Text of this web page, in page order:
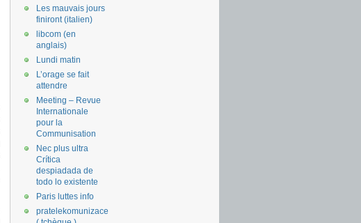
Les mauvais jours
finiront (italien)
libcom (en
anglais)
Lundi matin
L’orage se fait
attendre
Meeting – Revue
Internationale
pour la
Communisation
Nec plus ultra
Crítica
despiadada de
todo lo existente
Paris luttes info
pratelekomunizace